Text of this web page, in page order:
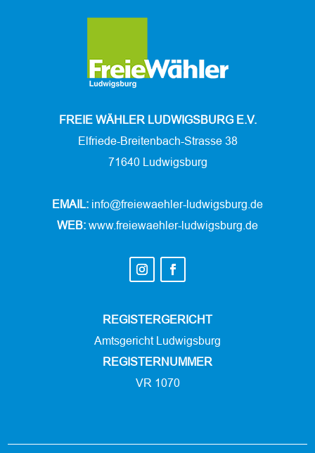
FREIE WÄHLER LUDWIGSBURG E.V.
Elfriede-Breitenbach-Strasse 38
71640 Ludwigsburg
EMAIL: info@freiewaehler-ludwigsburg.de
WEB: www.freiewaehler-ludwigsburg.de
REGISTERGERICHT
Amtsgericht Ludwigsburg
REGISTERNUMMER
VR 1070